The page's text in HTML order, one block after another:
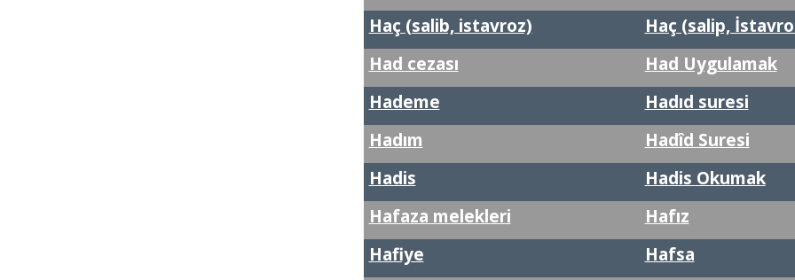
Haç (salib, istavroz)
Haç (salip,
Had cezası
Had Uygulamak
Hademe
Hadıd suresi
Hadım
Hadîd Suresi
Hadis
Hadis Okumak
Hafaza melekleri
Hafız
Hafiye
Hafsa